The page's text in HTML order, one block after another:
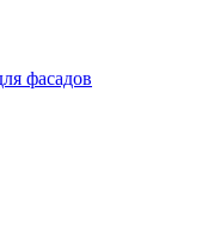
фасадов